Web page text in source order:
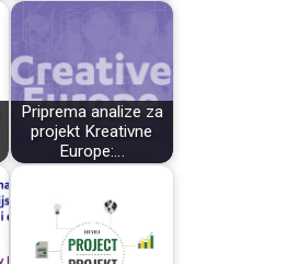
Priprema analize za
projekt Kreativne
Europe:…